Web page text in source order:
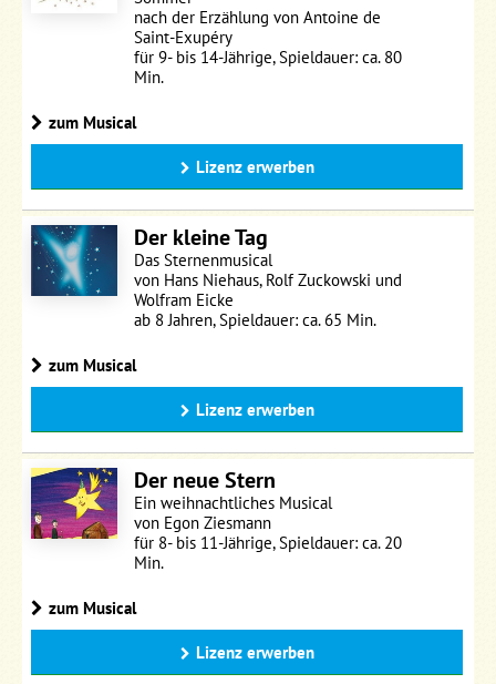
nach der Erzählung von Antoine de
Saint-Exupéry
für 9- bis 14-Jährige, Spieldauer: ca. 80
Min.
zum Musical
Lizenz erwerben
Der kleine Tag
Das Sternenmusical
von Hans Niehaus, Rolf Zuckowski und
Wolfram Eicke
ab 8 Jahren, Spieldauer: ca. 65 Min.
zum Musical
Lizenz erwerben
Der neue Stern
Ein weihnachtliches Musical
von Egon Ziesmann
für 8- bis 11-Jährige, Spieldauer: ca. 20
Min.
zum Musical
Lizenz erwerben